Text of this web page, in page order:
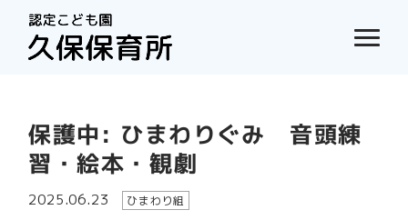
保護中: ひまわりぐみ 音頭練
習・絵本・観劇
2025.06.23 ひまわり組